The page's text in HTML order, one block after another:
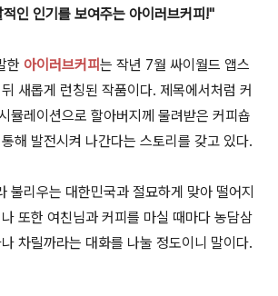
인 인기를 보여주는 아이러브커피!"
한 아이러브커피는 작년 7월 싸이월드 앱스
새롭게 런칭된 작품이다. 제목에서처럼 커
뮬레이션으로 할아버지께 물려받은 커피숍
해 발전시켜 나간다는 스토리를 갖고 있다.
불리우는 대한민국과 절묘하게 맞아 떨어지
또한 여친님과 커피를 마실 때마다 농담삼
차릴까라는 대화를 나눌 정도이니 말이다.